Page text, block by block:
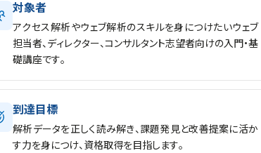
対象者
アクセス解析やウェブ解析のスキルを身につけたいウェブ
担当者、ディレクター、コンサルタント志望者向けの入門・基
礎講座です。
到達目標
解析データを正しく読み解き、課題発見と改善提案に活か
す力を身につけ、資格取得を目指します。